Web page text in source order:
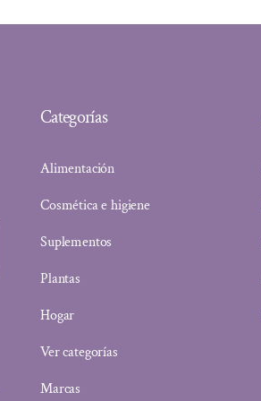
Categorías
Alimentación
Cosmética e higiene
Suplementos
Plantas
Hogar
Ver categorías
Marcas